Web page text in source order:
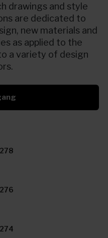
gratis
drawings and style
are dedicated to
new materials and
as applied to the
a variety of design
278
276
274